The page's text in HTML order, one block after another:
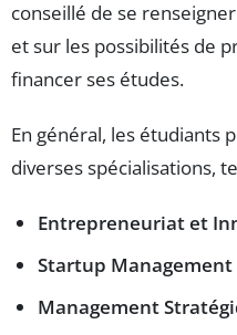
conseillé de se
et sur les possibilités de
financer ses études.
En général, les étudiants
diverses spécialisations,
Entrepreneuriat et
Startup Management
Management